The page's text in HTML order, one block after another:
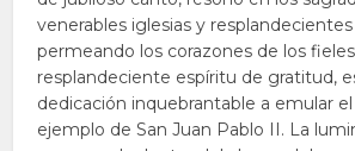
venerables iglesias y resplandecientes
permeando los corazones de los
resplandeciente espíritu de gratitud,
dedicación inquebrantable a emular
ejemplo de San Juan Pablo II. La